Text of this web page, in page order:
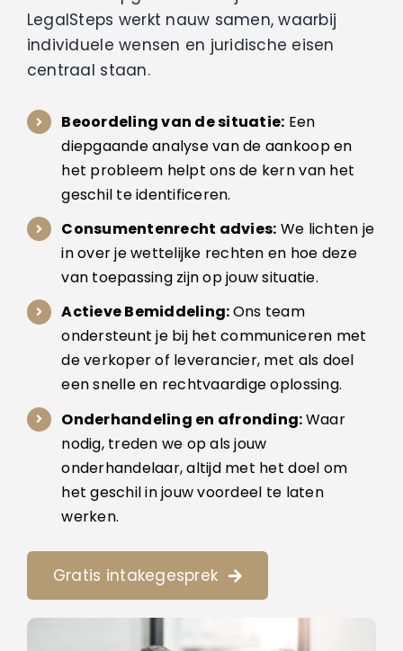
LegalSteps werkt nauw samen, waarbij
individuele wensen en juridische eisen
centraal staan.
Beoordeling van de situatie: Een
diepgaande analyse van de aankoop en
het probleem helpt ons de kern van het
geschil te identificeren.
Consumentenrecht advies: We lichten je
in over je wettelijke rechten en hoe deze
van toepassing zijn op jouw situatie.
Actieve Bemiddeling:Ons team
ondersteunt je bij het communiceren met
de verkoper of leverancier, met als doel
een snelle en rechtvaardige oplossing.
Onderhandeling en afronding:Waar
nodig, treden we op als jouw
onderhandelaar, altijd met het doel om
het geschil in jouw voordeel te laten
werken.
Gratis intakegesprek